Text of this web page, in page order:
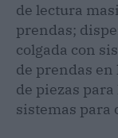
de lectura
prendas;
colgada con
de prendas
de piezas
sistemas para